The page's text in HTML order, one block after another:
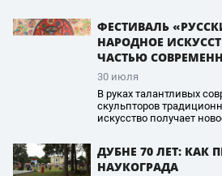
ФЕСТИВАЛЬ
НАРОДНОЕ
ЧАСТЬЮ
30 июля
В руках талантливых
скульпторов
искусство получает
ДУБНЕ 70 ЛЕТ: КАК
НАУКОГРАДА